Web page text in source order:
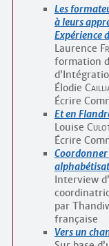
Les
à leurs
Expérience
Laurence
formation
Élodie
Écrire
Et en
Louise
Écrire
Interview
par
française
Vers un